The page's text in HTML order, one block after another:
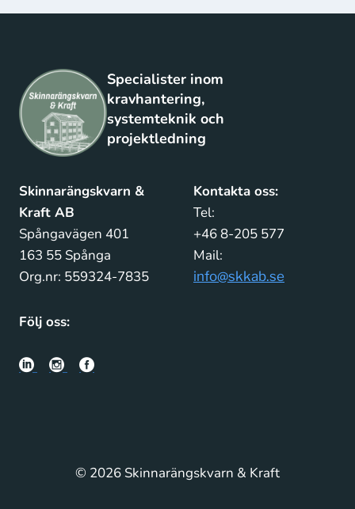
Specialister inom
kravhantering,
systemteknik och
projektledning
Skinnarängskvarn &
Kraft AB
Spångavägen 401
163 55 Spånga
Org.nr: 559324-7835
Kontakta oss:
Tel:
+46 8-205 577
Mail:
info@skkab.se
Följ oss:
© 2026 Skinnarängskvarn & Kraft